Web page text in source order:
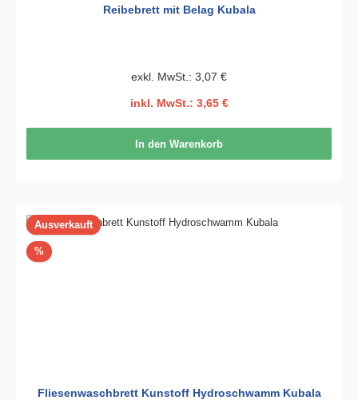
Reibebrett mit Belag Kubala
exkl. MwSt.: 3,07 €
inkl. MwSt.: 3,65 €
In den Warenkorb
Ausverkauft
%Rabatt
Fliesenwaschbrett Kunstoff Hydroschwamm Kubala